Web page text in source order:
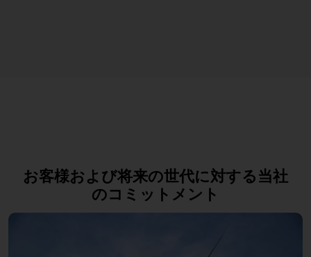
お客様および将来の世代に対する当社
のコミットメント